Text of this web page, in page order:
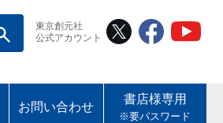
東京創元社
公式アカウント
お問い合わせ
書店様専用
※要パスワード